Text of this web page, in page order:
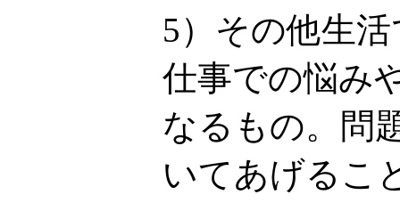
5）その他生
仕事での悩み
なるもの。問
いてあげるこ